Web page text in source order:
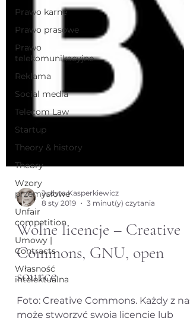
Prawo karne
Prawo prasowe
Prawo
telekomunikacyjne
Reklama
Social media
Telecom Law
Startup
Theory & history
Theory
Wzory
przemysłowe
Unfair
competition
Umowy |
Contracts
Własność
intelektualna
Judyta Kasperkiewicz
8 sty 2019
3 minut(y) czytania
Wolne licencje – Creative
Commons, GNU, open
source